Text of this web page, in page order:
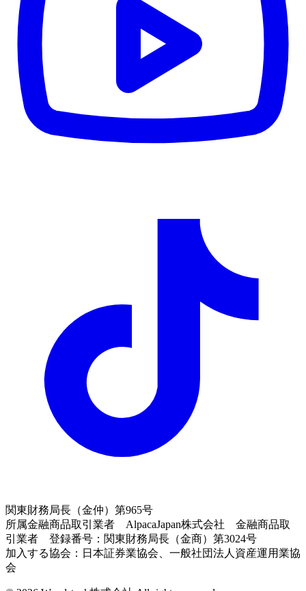
関東財務局長（金仲）第965号
所属金融商品取引業者 AlpacaJapan株式会社 金融商品取
引業者 登録番号：関東財務局長（金商）第3024号
加入する協会：日本証券業協会、一般社団法人資産運用業協
会